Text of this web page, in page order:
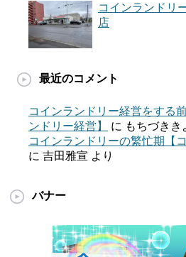
コインランドリ
店
最近のコメント
コインランドリー経営をする
ンドリー経営】
に もちづきき
コインランドリーの繁忙期【
に 吉田雅宣 より
バナー